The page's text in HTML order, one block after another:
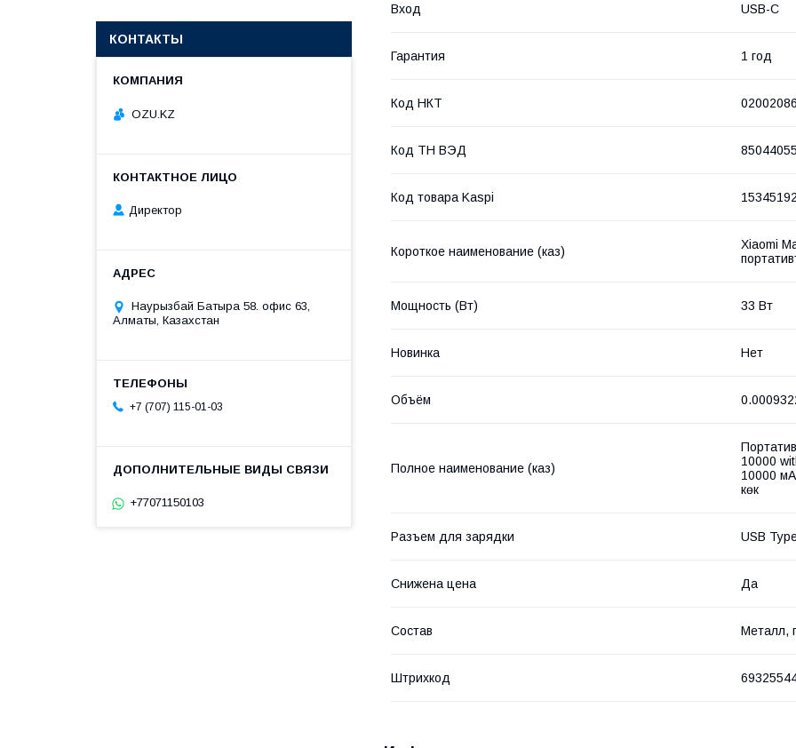
Вход USB-C
Гарантия 1 год
Код НКТ
Код ТН ВЭД
Код товара Kaspi
Короткое наименование (каз)
Xiaomi
Мощность (Bт) 33 Вт
Новинка Нет
Объём
Полное наименование (каз)
10000
10000
көк
Разъем для зарядки USB
Снижена цена Да
Состав Металл,
Штрихкод
КОНТАКТЫ
OZU.KZ
Директор
Наурызбай Батыра 58. офис 63,
Алматы, Казахстан
+7 (707) 115-01-03
+77071150103